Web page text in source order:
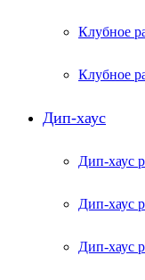
Клубное
Клубное
Дип-хаус
Дип-хаус
Дип-хаус
Дип-хаус